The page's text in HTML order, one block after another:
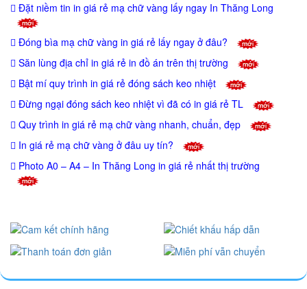
Đặt niềm tin in giá rẻ mạ chữ vàng lấy ngay In Thăng Long
Đóng bìa mạ chữ vàng in giá rẻ lấy ngay ở đâu?
Săn lùng địa chỉ in giá rẻ in đồ án trên thị trường
Bật mí quy trình in giá rẻ đóng sách keo nhiệt
Đừng ngại đóng sách keo nhiệt vì đã có in giá rẻ TL
Quy trình in giá rẻ mạ chữ vàng nhanh, chuẩn, đẹp
In giá rẻ mạ chữ vàng ở đâu uy tín?
Photo A0 – A4 – In Thăng Long in giá rẻ nhất thị trường